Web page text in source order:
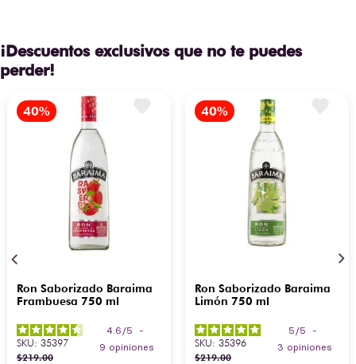
¡Descuentos exclusivos que no te puedes
perder!
Ron Saborizado Baraima
Frambuesa 750 ml
4.6 /5
-
9 opiniones
SKU: 35397
$219.00
Ron Saborizado Baraima
Limón 750 ml
5 /5
-
3 opiniones
SKU: 35396
$219.00